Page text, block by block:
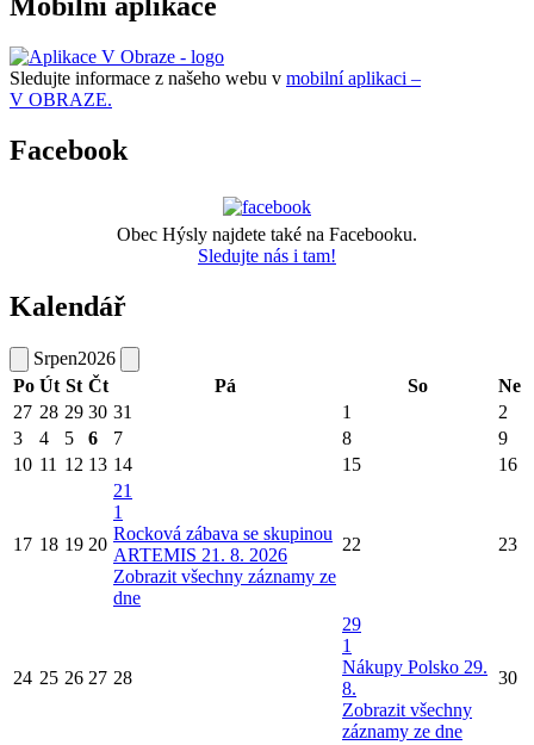
Mobilní aplikace
Sledujte informace z našeho webu v mobilní aplikaci –
V OBRAZE.
Facebook
Obec Hýsly najdete také na Facebooku.
Sledujte nás i tam!
Kalendář
Srpen2026
Po Út St Čt Pá So
Ne
27 28 29 30 31 1
2
3
4 5 6 7 8
9
10 11 12 13 14 15 16
17 18 19 20
21
1
Rocková zábava se skupinou
ARTEMIS 21. 8. 2026
Zobrazit všechny záznamy ze
dne
22 23
24 25 26 27 28
29
1
Nákupy Polsko 29.
8.
Zobrazit všechny
záznamy ze dne
30